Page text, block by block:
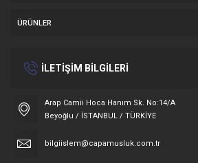
ÜRÜNLER
İLETİŞİM BİLGİLERİ
Arap Camii Hoca Hanım Sk. No:14/A
Beyoğlu / İSTANBUL / TÜRKİYE
bilgiislem@capamusluk.com.tr